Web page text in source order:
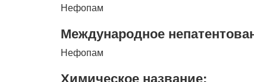
Нефопам
Международное
Нефопам
Химическое название: